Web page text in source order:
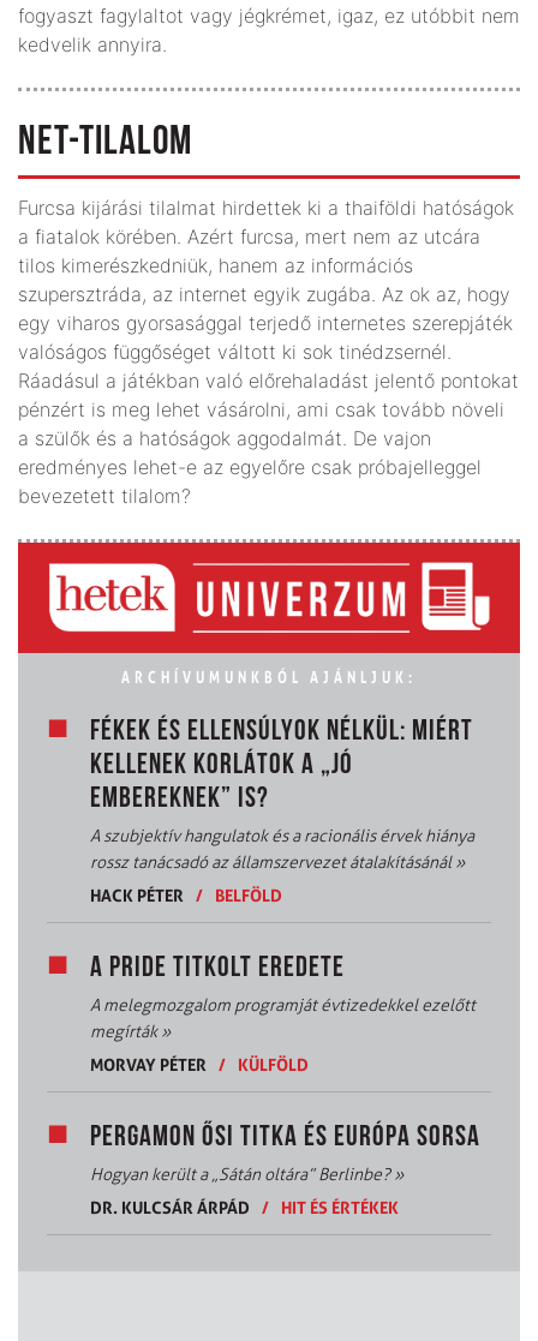
fogyaszt fagylaltot vagy jégkrémet, igaz, ez utóbbit nem
kedvelik annyira.
NET-TILALOM
Furcsa kijárási tilalmat hirdettek ki a thaiföldi hatóságok
a fiatalok körében. Azért furcsa, mert nem az utcára
tilos kimerészkedniük, hanem az információs
szupersztráda, az internet egyik zugába. Az ok az, hogy
egy viharos gyorsasággal terjedő internetes szerepjáték
valóságos függőséget váltott ki sok tinédzsernél.
Ráadásul a játékban való előrehaladást jelentő pontokat
pénzért is meg lehet vásárolni, ami csak tovább növeli
a szülők és a hatóságok aggodalmát. De vajon
eredményes lehet-e az egyelőre csak próbajelleggel
bevezetett tilalom?
ARCHÍVUMUNKBÓL AJÁNLJUK:
FÉKEK ÉS ELLENSÚLYOK NÉLKÜL: MIÉRT
KELLENEK KORLÁTOK A „JÓ
EMBEREKNEK” IS?
A szubjektív hangulatok és a racionális érvek hiánya
rossz tanácsadó az államszervezet átalakításánál»
HACK PÉTER
/ BELFÖLD
A PRIDE TITKOLT EREDETE
A melegmozgalom programját évtizedekkel ezelőtt
megírták»
MORVAY PÉTER
/ KÜLFÖLD
PERGAMON ŐSI TITKA ÉS EURÓPA SORSA
Hogyan került a „Sátán oltára” Berlinbe?»
DR. KULCSÁR ÁRPÁD
/ HIT ÉS ÉRTÉKEK